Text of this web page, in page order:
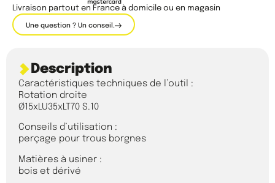
Livraison partout en France à domicile ou en magasin
Une question ? Un conseil.
Description
Caractéristiques techniques de l’outil :
Rotation droite
Ø15xLU35xLT70 S.10
Conseils d’utilisation :
perçage pour trous borgnes
Matières à usiner :
bois et dérivé